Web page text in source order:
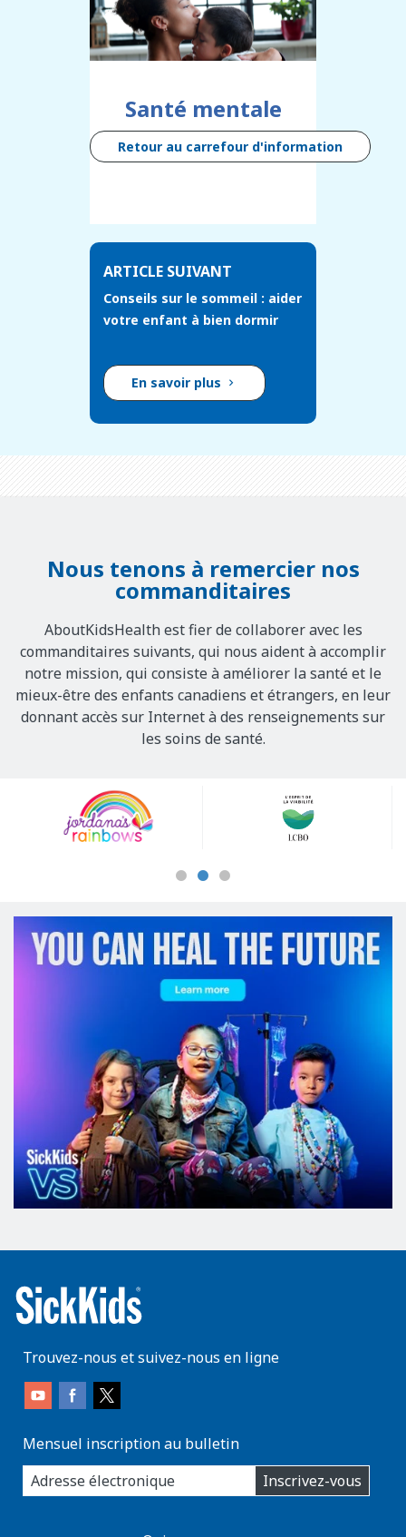
Santé mentale
Retour au carrefour d'information
ARTICLE SUIVANT
Conseils sur le sommeil : aider
votre enfant à bien dormir
En savoir plus
Nous tenons à remercier nos
commanditaires
AboutKidsHealth est fier de collaborer avec les
commanditaires suivants, qui nous aident à accomplir
notre mission, qui consiste à améliorer la santé et le
mieux-être des enfants canadiens et étrangers, en leur
donnant accès sur Internet à des renseignements sur
les soins de santé.
Sponsors
Trouvez-nous et suivez-nous en ligne
Mensuel inscription au bulletin
enter
you
email
Inscrivez-vous
AboutKidsHealth